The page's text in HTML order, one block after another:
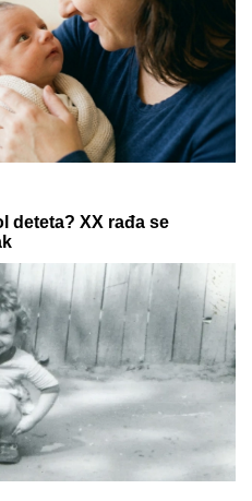
by Aklamator
šta od majke? Sve što